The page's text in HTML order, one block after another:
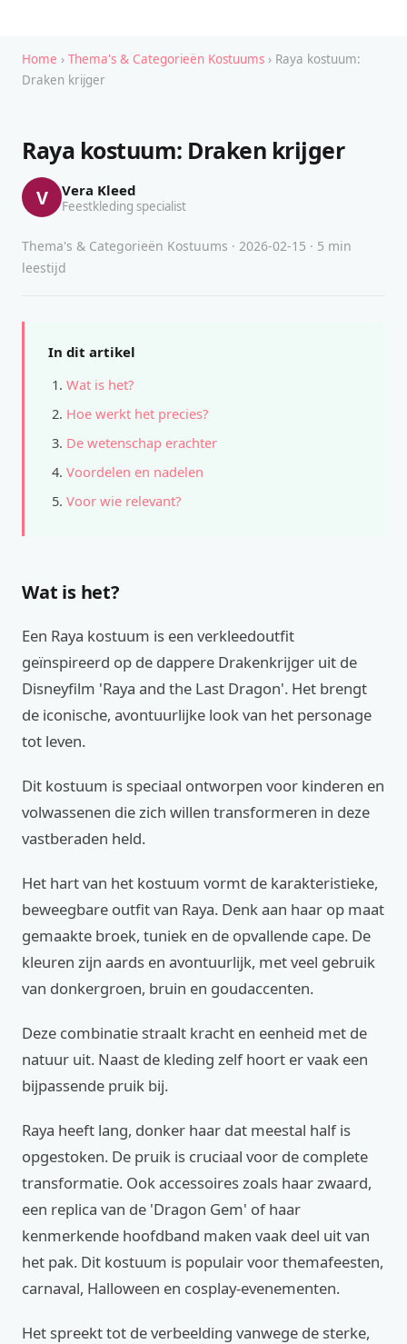
Home › Thema's & Categorieën Kostuums › Raya kostuum:
Draken krijger
Raya kostuum: Draken krijger
V Vera Kleed
Feestkleding specialist
Thema's & Categorieën Kostuums · 2026-02-15 · 5 min
leestijd
In dit artikel
Wat is het?
Hoe werkt het precies?
De wetenschap erachter
Voordelen en nadelen
Voor wie relevant?
Wat is het?
Een Raya kostuum is een verkleedoutfit
geïnspireerd op de dappere Drakenkrijger uit de
Disneyfilm 'Raya and the Last Dragon'. Het brengt
de iconische, avontuurlijke look van het personage
tot leven.
Dit kostuum is speciaal ontworpen voor kinderen en
volwassenen die zich willen transformeren in deze
vastberaden held.
Het hart van het kostuum vormt de karakteristieke,
beweegbare outfit van Raya. Denk aan haar op maat
gemaakte broek, tuniek en de opvallende cape. De
kleuren zijn aards en avontuurlijk, met veel gebruik
van donkergroen, bruin en goudaccenten.
Deze combinatie straalt kracht en eenheid met de
natuur uit. Naast de kleding zelf hoort er vaak een
bijpassende pruik bij.
Raya heeft lang, donker haar dat meestal half is
opgestoken. De pruik is cruciaal voor de complete
transformatie. Ook accessoires zoals haar zwaard,
een replica van de 'Dragon Gem' of haar
kenmerkende hoofdband maken vaak deel uit van
het pak. Dit kostuum is populair voor themafeesten,
carnaval, Halloween en cosplay-evenementen.
Het spreekt tot de verbeelding vanwege de sterke,